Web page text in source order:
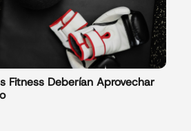
Fitness Deberían Aprovechar